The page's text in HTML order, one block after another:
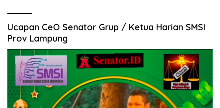
Ucapan CeO Senator Grup / Ketua Harian SMSI
Prov Lampung